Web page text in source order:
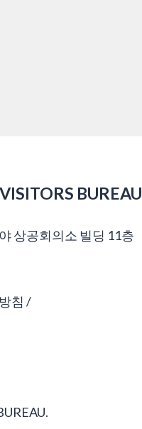
BUREAU
상공회의소 빌딩 11층
침